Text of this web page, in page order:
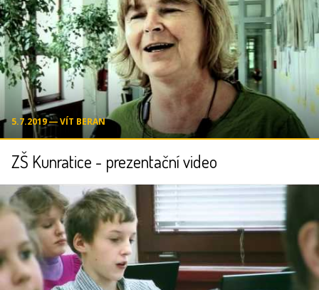
5.7.2019 ― VÍT BERAN
ZŠ Kunratice - prezentační video